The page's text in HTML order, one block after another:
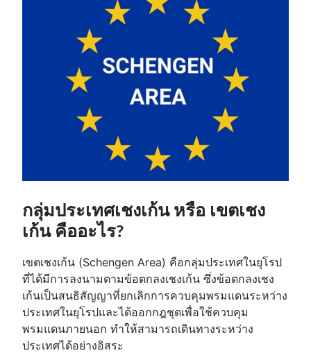
กลุ่มประเทศเชงเก้น หรือ เขตเชง
เก้น คืออะไร?
เขตเชงเก้น (Schengen Area) คือกลุ่มประเทศในยุโรป
ที่ได้มีการลงนามตามข้อตกลงเชงเก้น ซึ่งข้อตกลงเชง
เก้นเป็นสนธิสัญญาที่ยกเลิกการควบคุมพรมแดนระหว่าง
ประเทศในยุโรปและได้ออกกฎชุดเพื่อใช้ควบคุม
พรมแดนภายนอก ทำให้สามารถเดินทางระหว่าง
ประเทศได้อย่างอิสระ